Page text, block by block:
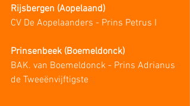
Rijsbergen (Aopelaand)
CV De Aopelaanders - Prins Petrus I
Prinsenbeek (Boemeldonck)
BAK. van Boemeldonck - Prins Adrianus
de Tweeënvijftigste